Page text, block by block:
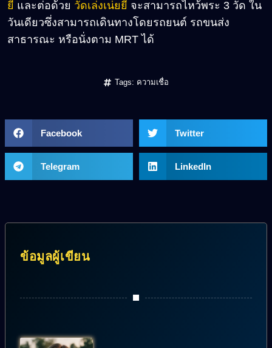
ยี่ และต่อด้วย วัดเล่งเน่ยยี่ จะสามารถไหว้พระ 3 วัด ใน
วันเดียวซึ่งสามารถเดินทางโดยรถยนต์ รถขนส่ง
สาธารณะ หรือนั่งตาม MRT ได้
Tags: ความเชื่อ
Facebook Twitter
Telegram LinkedIn
ข้อมูลผู้เขียน